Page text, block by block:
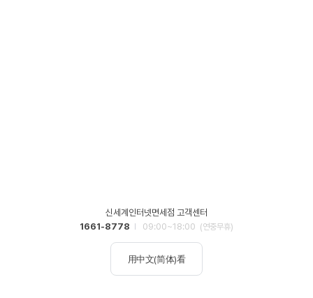
신세계인터넷면세점 고객센터
1661-8778
09:00~18:00 (연중무휴)
用中文(简体)看